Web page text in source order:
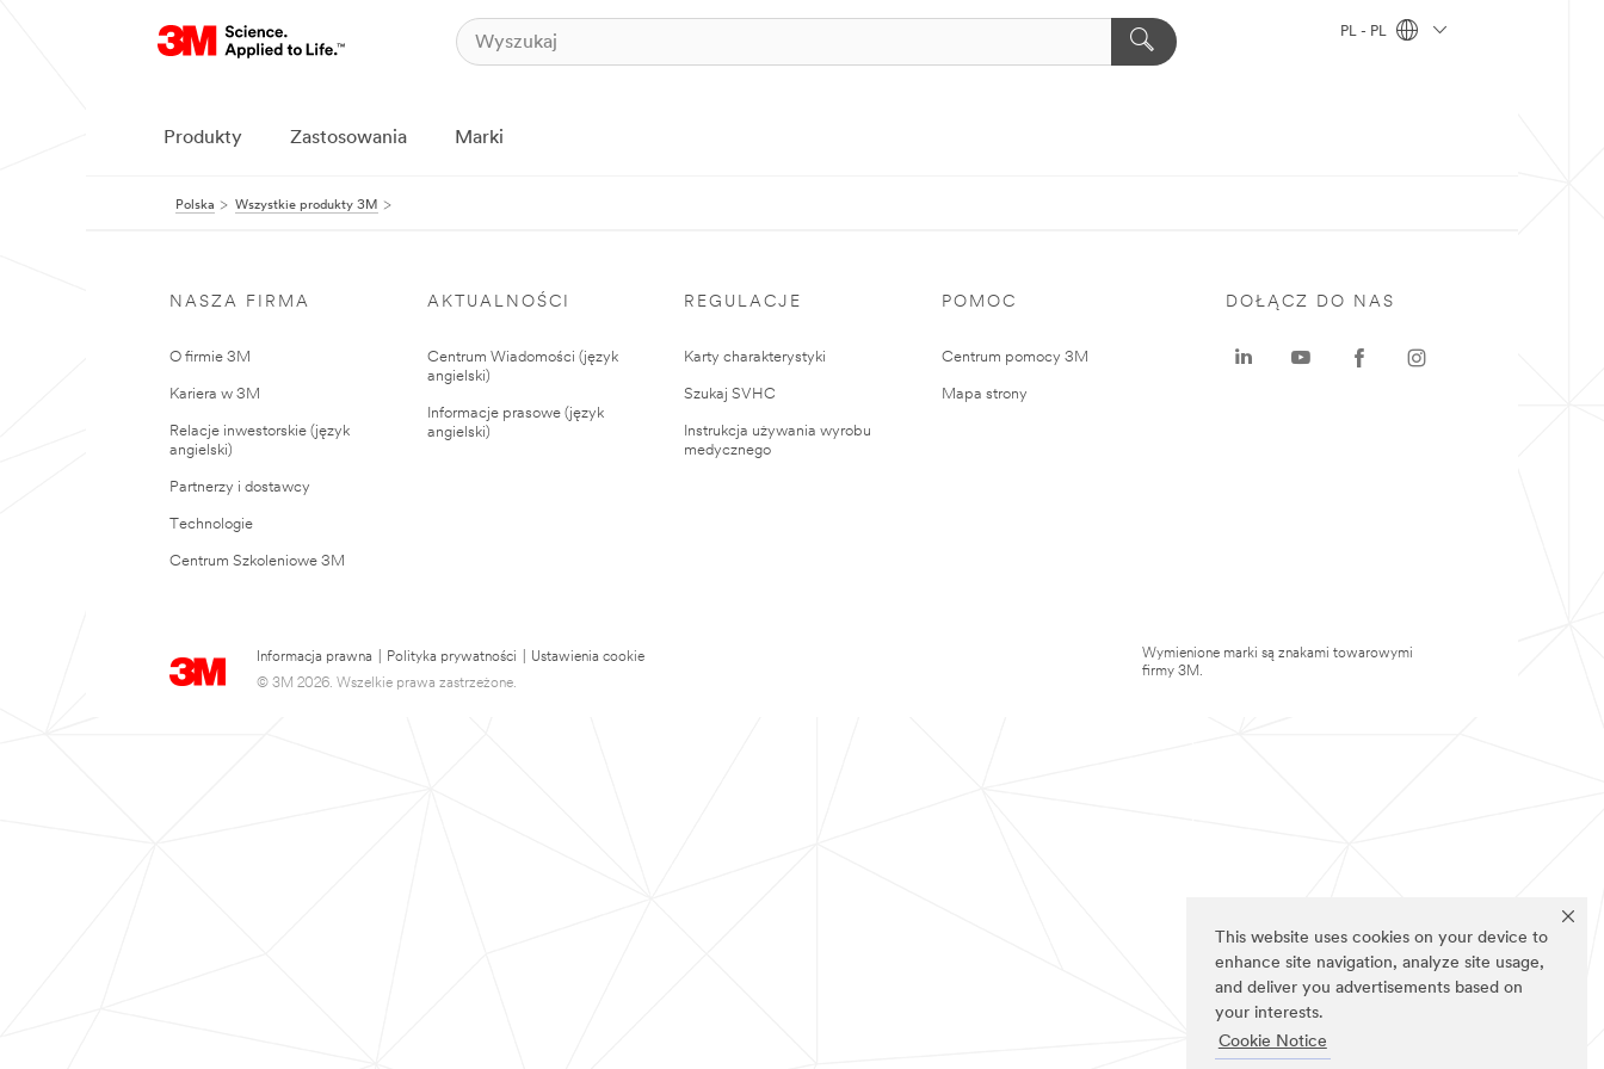
This website uses cookies on your device to
enhance site navigation, analyze site usage,
and deliver you advertisements based on
your interests.
Cookie Notice
PL - PL
Produkty Zastosowania Marki
Polska Wszystkie produkty 3M
NASZA FIRMA
O firmie 3M
Kariera w 3M
Relacje inwestorskie (język
angielski)
Partnerzy i dostawcy
Technologie
Centrum Szkoleniowe 3M
AKTUALNOŚCI
Centrum Wiadomości (język
angielski)
Informacje prasowe (język
angielski)
REGULACJE
Karty charakterystyki
Szukaj SVHC
Instrukcja używania wyrobu
medycznego
POMOC
Centrum pomocy 3M
Mapa strony
Informacja prawna Polityka prywatności
Ustawienia cookie
© 3M 2026. Wszelkie prawa zastrzeżone.
DOŁĄCZ DO NAS
Wymienione marki są znakami towarowymi
firmy 3M.